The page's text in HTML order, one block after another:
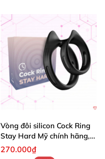
Vòng đôi silicon Cock Ring
Stay Hard Mỹ chính hãng,
tăng cường bền bỉ
270.000₫